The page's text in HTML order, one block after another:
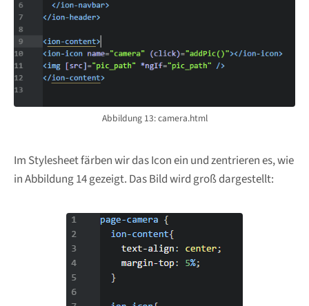
Abbildung 13: camera.html
Im Stylesheet färben wir das Icon ein und zentrieren es, wie
in Abbildung 14 gezeigt. Das Bild wird groß dargestellt: